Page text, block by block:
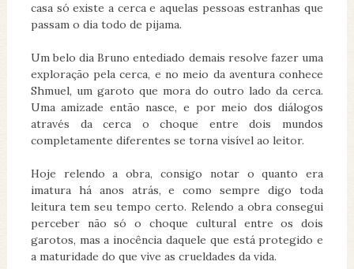
casa só existe a cerca e aquelas pessoas estranhas que
passam o dia todo de pijama.
Um belo dia Bruno entediado demais resolve fazer uma
exploração pela cerca, e no meio da aventura conhece
Shmuel, um garoto que mora do outro lado da cerca.
Uma amizade então nasce, e por meio dos diálogos
através da cerca o choque entre dois mundos
completamente diferentes se torna visível ao leitor.
Hoje relendo a obra, consigo notar o quanto era
imatura há anos atrás, e como sempre digo toda
leitura tem seu tempo certo. Relendo a obra consegui
perceber não só o choque cultural entre os dois
garotos, mas a inocência daquele que está protegido e
a maturidade do que vive as crueldades da vida.